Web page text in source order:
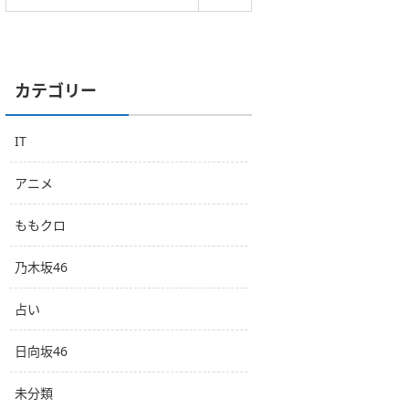
カテゴリー
IT
アニメ
ももクロ
乃木坂46
占い
日向坂46
未分類